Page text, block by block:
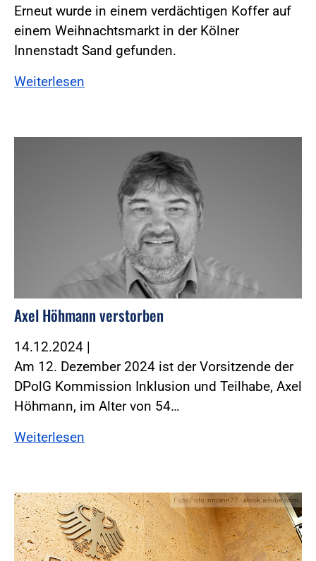
Erneut wurde in einem verdächtigen Koffer auf
einem Weihnachtsmarkt in der Kölner
Innenstadt Sand gefunden.
Weiterlesen
Axel Höhmann verstorben
14.12.2024 |
Am 12. Dezember 2024 ist der Vorsitzende der
DPolG Kommission Inklusion und Teilhabe, Axel
Höhmann, im Alter von 54…
Weiterlesen
Foto:Foto: nmann77 - stock.adobe.com